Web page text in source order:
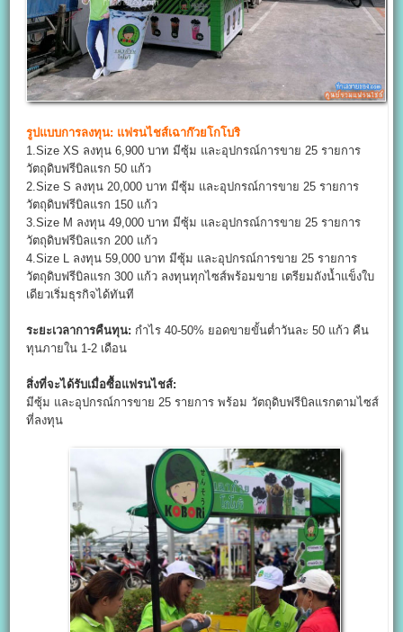
รูปแบบการลงทุน: แฟรนไชส์เฉาก๊วยโกโบริ
1.Size XS ลงทุน 6,900 บาท มีซุ้ม และอุปกรณ์การขาย 25 รายการ
วัตถุดิบฟรีบิลแรก 50 แก้ว
2.Size S ลงทุน 20,000 บาท มีซุ้ม และอุปกรณ์การขาย 25 รายการ
วัตถุดิบฟรีบิลแรก 150 แก้ว
3.Size M ลงทุน 49,000 บาท มีซุ้ม และอุปกรณ์การขาย 25 รายการ
วัตถุดิบฟรีบิลแรก 200 แก้ว
4.Size L ลงทุน 59,000 บาท มีซุ้ม และอุปกรณ์การขาย 25 รายการ
วัตถุดิบฟรีบิลแรก 300 แก้ว ลงทุนทุกไซส์พร้อมขาย เตรียมถังน้ำแข็งใบ
เดียวเริ่มธุรกิจได้ทันที
ระยะเวลาการคืนทุน: กำไร 40-50% ยอดขายขั้นต่ำวันละ 50 แก้ว คืน
ทุนภายใน 1-2 เดือน
สิ่งที่จะได้รับเมื่อซื้อแฟรนไชส์:
มีซุ้ม และอุปกรณ์การขาย 25 รายการ พร้อม วัตถุดิบฟรีบิลแรกตามไซส์
ที่ลงทุน